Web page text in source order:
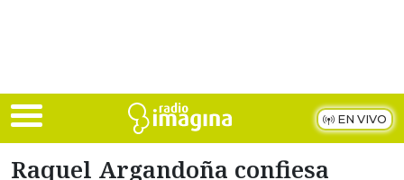
EN VIVO
Raquel Argandoña confiesa